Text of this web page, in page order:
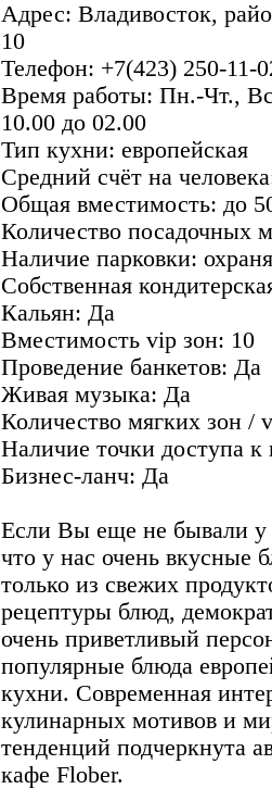
Адрес: Владивосток,
10
Телефон: +7(423) 250-11-
Время работы: Пн.-Чт.,
10.00 до 02.00
Тип кухни: европейская
Средний счёт на
Общая вместимость: до
Количество посадочных
Наличие парковки:
Cобственная
Кальян: Да
Вместимость vip зон: 10
Проведение банкетов: Да
Живая музыка: Да
Количество мягких зон /
Наличие точки доступа
Бизнес-ланч: Да
Если Вы еще не бывали у
что у нас очень вкусные
только из свежих
рецептуры блюд,
очень приветливый
популярные блюда
кухни. Современная
кулинарных мотивов и
тенденций подчеркнута
кафе Flober.